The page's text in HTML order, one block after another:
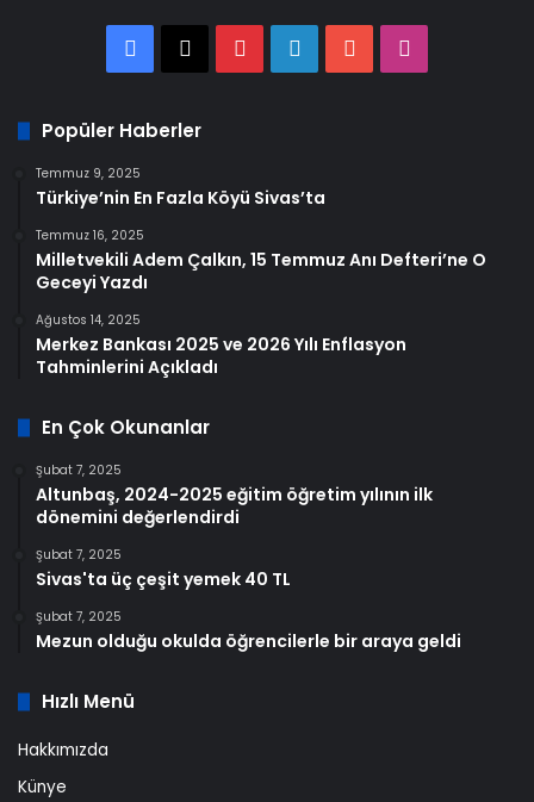
Facebook
X PinterestLinkedInYouTube
Popüler Haberler
Temmuz 9, 2025
Türkiye’nin En Fazla Köyü Sivas’ta
Temmuz 16, 2025
Milletvekili Adem Çalkın, 15 Temmuz Anı Defteri’ne O
Geceyi Yazdı
Ağustos 14, 2025
Merkez Bankası 2025 ve 2026 Yılı Enflasyon
Tahminlerini Açıkladı
En Çok Okunanlar
Şubat 7, 2025
Altunbaş, 2024-2025 eğitim öğretim yılının ilk
dönemini değerlendirdi
Şubat 7, 2025
Sivas'ta üç çeşit yemek 40 TL
Şubat 7, 2025
Mezun olduğu okulda öğrencilerle bir araya geldi
Hızlı Menü
Hakkımızda
Künye